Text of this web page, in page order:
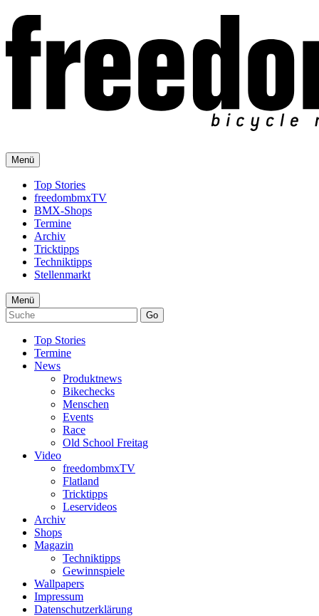
Menü
Top Stories
freedombmxTV
BMX-Shops
Termine
Archiv
Tricktipps
Techniktipps
Stellenmarkt
Menü
Go
Top Stories
Termine
News
Produktnews
Bikechecks
Menschen
Events
Race
Old School Freitag
Video
freedombmxTV
Flatland
Tricktipps
Leservideos
Archiv
Shops
Magazin
Techniktipps
Gewinnspiele
Wallpapers
Impressum
Datenschutzerklärung